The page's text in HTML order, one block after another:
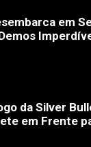
em
da Silver
em Frente